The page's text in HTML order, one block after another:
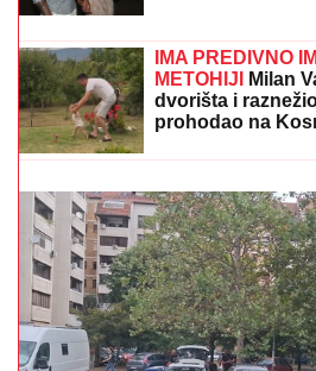
NAJLEPŠA SRPSKA
BEZ TRUNKE ŠMINKEMarija
detalj, neće da ulepšava
preko potreban" (FOTO)